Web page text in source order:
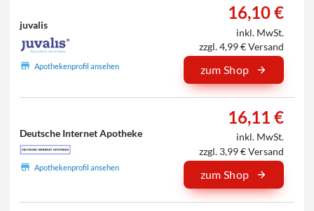
juvalis
Apothekenprofil ansehen
16,10 €
inkl. MwSt.
zzgl. 4,99 € Versand
zum Shop
Deutsche Internet Apotheke
Apothekenprofil ansehen
16,11 €
inkl. MwSt.
zzgl. 3,99 € Versand
zum Shop